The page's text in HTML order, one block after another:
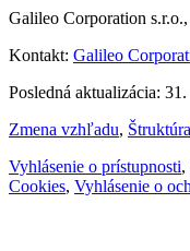
Galileo Corporation
Kontakt: Galileo
Posledná aktualizácia:
Zmena vzhľadu,
Vyhlásenie o prístupnosti,
Cookies, Vyhlásenie o